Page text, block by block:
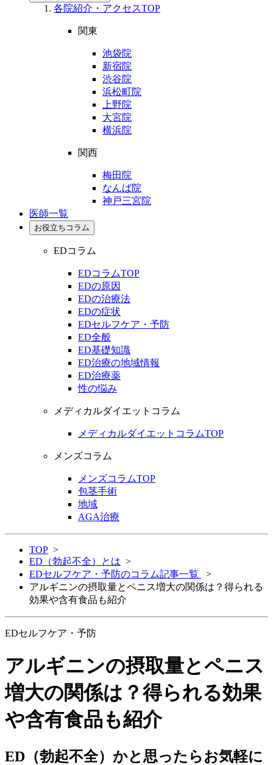
各院紹介・アクセスTOP
関東
池袋院
新宿院
渋谷院
浜松町院
上野院
大宮院
横浜院
関西
梅田院
なんば院
神戸三宮院
医師一覧
お役立ちコラム
EDコラム
EDコラムTOP
EDの原因
EDの治療法
EDの症状
EDセルフケア・予防
ED全般
ED基礎知識
ED治療の地域情報
ED治療薬
性の悩み
メディカルダイエットコラム
メディカルダイエットコラムTOP
メンズコラム
メンズコラムTOP
包茎手術
地域
AGA治療
TOP >
ED（勃起不全）とは >
EDセルフケア・予防のコラム記事一覧
>
アルギニンの摂取量とペニス増大の関係は？得られる
効果や含有食品も紹介
EDセルフケア・予防
アルギニンの摂取量とペニス
増大の関係は？得られる効果
や含有食品も紹介
ED（勃起不全）かと思ったらお気軽に